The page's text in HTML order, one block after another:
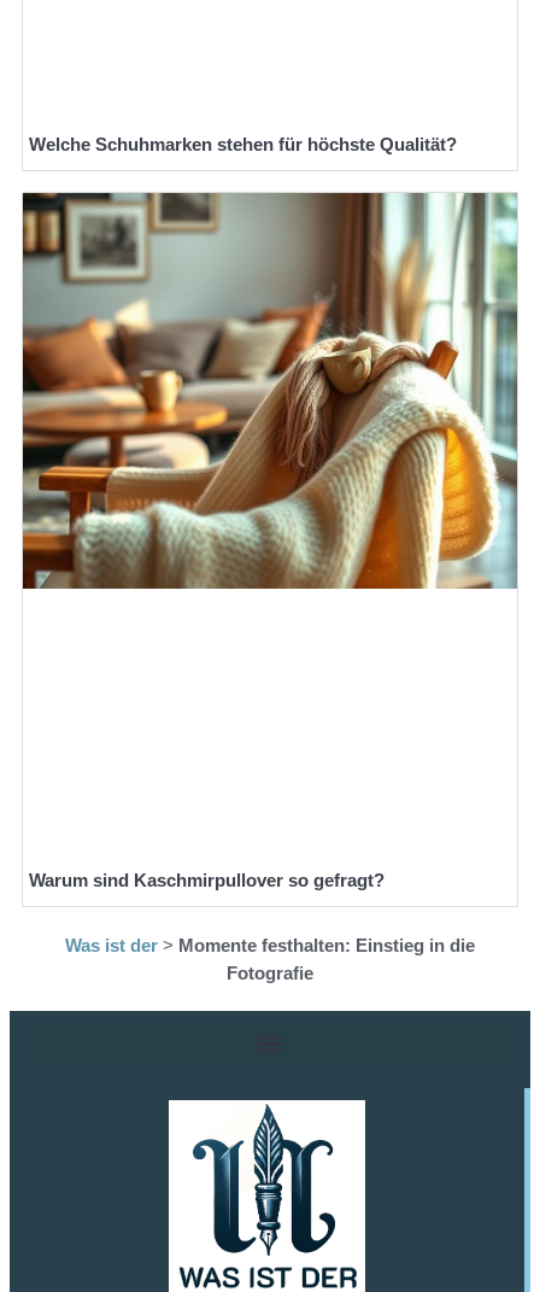
Welche Schuhmarken stehen für höchste Qualität?
Warum sind Kaschmirpullover so gefragt?
Was ist der > Momente festhalten: Einstieg in die
Fotografie